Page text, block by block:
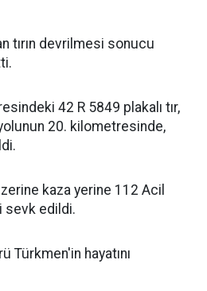
tırın devrilmesi sonucu
42 R 5849 plakalı tır,
yolunun 20. kilometresinde,
kaza yerine 112 Acil
sevk edildi.
Türkmen'in hayatını